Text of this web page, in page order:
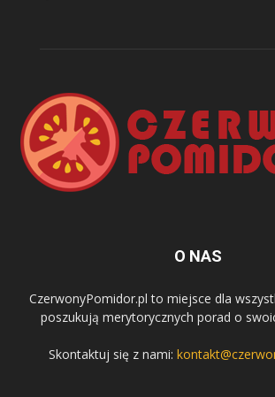
O NAS
CzerwonyPomidor.pl to miejsce dla
poszukują merytorycznych porad o
Skontaktuj się z nami: